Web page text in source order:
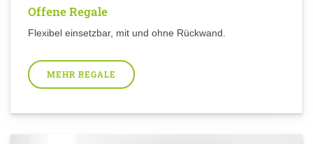
Offene Regale
Flexibel einsetzbar, mit und ohne Rückwand.
MEHR REGALE